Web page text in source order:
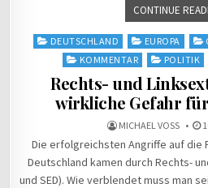
CONTINUE
PostedDEUTSCHLAND EUROPA
KOMMENTAR
POLITIK
Rechts- und
wirkliche Gefahr
MICHAEL VOSS
Die erfolgreichsten Angriffe auf die
Deutschland kamen durch Rechts-
und SED). Wie verblendet muss man